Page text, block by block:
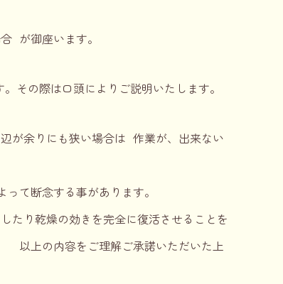
が御座います。
その際は口頭によりご説明いたします。
が余りにも狭い場合は 作業が、出来ない
て断念する事があります。
たり乾燥の効きを完全に復活させることを
以上の内容をご理解ご承諾いただいた上